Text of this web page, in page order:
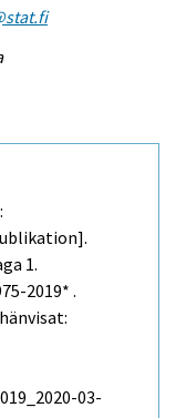
1.
2019* .
03-